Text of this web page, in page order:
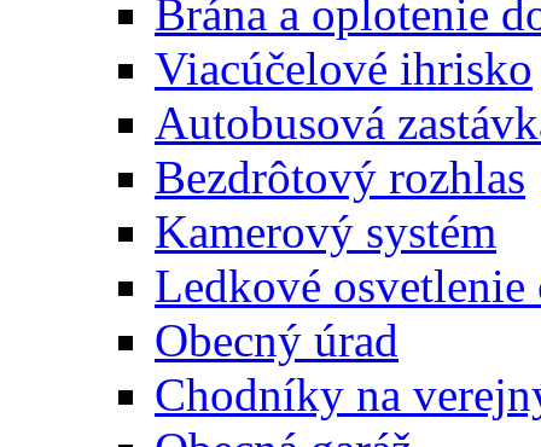
Brána a oplotenie
Viacúčelové ihrisko
Autobusová
Bezdrôtový rozhlas
Kamerový systém
Ledkové osvetlenie
Obecný úrad
Chodníky na